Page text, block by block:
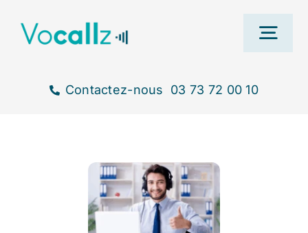
Contactez-nous 03 73 72 00 10